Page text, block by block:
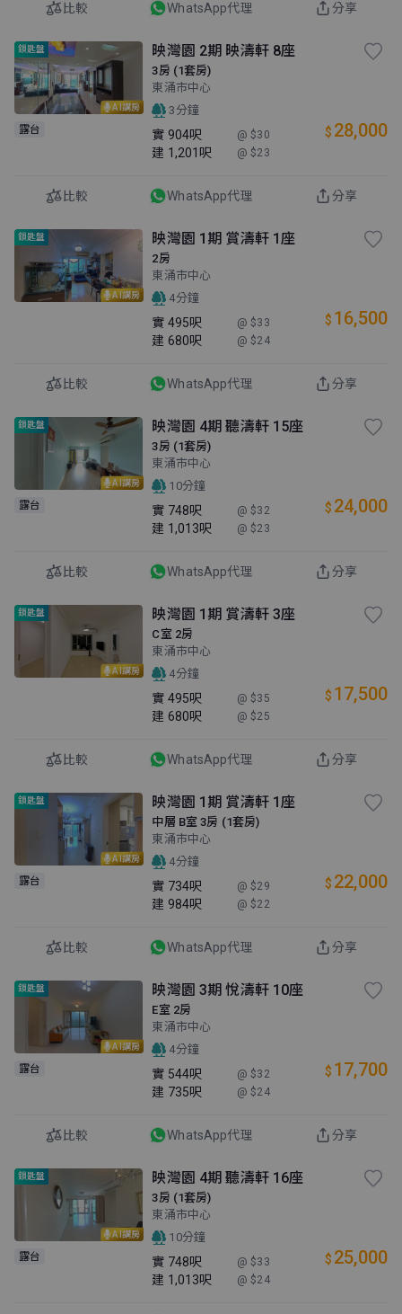
比較 WhatsApp代理 分享
AI講房
鎖匙盤
露台
映灣園 2期 映濤軒 8座
3房 (1套房)
東涌市中心
3分鐘
實 904呎 @ $30
建 1,201呎 @ $23
$ 28,000
比較 WhatsApp代理 分享
AI講房
鎖匙盤 映灣園 1期 賞濤軒 1座
2房
東涌市中心
4分鐘
實 495呎 @ $33
建 680呎 @ $24
$ 16,500
比較 WhatsApp代理 分享
AI講房
鎖匙盤
露台
映灣園 4期 聽濤軒 15座
3房 (1套房)
東涌市中心
10分鐘
實 748呎 @ $32
建 1,013呎 @ $23
$ 24,000
比較 WhatsApp代理 分享
AI講房
鎖匙盤 映灣園 1期 賞濤軒 3座
C室 2房
東涌市中心
4分鐘
實 495呎 @ $35
建 680呎 @ $25
$ 17,500
比較 WhatsApp代理 分享
AI講房
鎖匙盤
露台
映灣園 1期 賞濤軒 1座
中層 B室 3房 (1套房)
東涌市中心
4分鐘
實 734呎 @ $29
建 984呎 @ $22
$ 22,000
比較 WhatsApp代理 分享
AI講房
鎖匙盤
露台
映灣園 3期 悅濤軒 10座
E室 2房
東涌市中心
4分鐘
實 544呎 @ $32
建 735呎 @ $24
$ 17,700
比較 WhatsApp代理 分享
AI講房
鎖匙盤
露台
映灣園 4期 聽濤軒 16座
3房 (1套房)
東涌市中心
10分鐘
實 748呎 @ $33
建 1,013呎 @ $24
$ 25,000